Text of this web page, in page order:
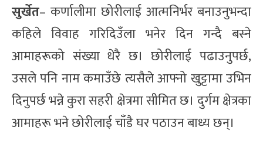
सुर्खेत– कर्णालीमा छोरीलाई आत्मनिर्भर बनाउनुभन्दा
कहिले विवाह गरिदिउँला भनेर दिन गन्दै बस्ने
आमाहरूको संख्या धेरै छ। छोरीलाई पढाउनुपर्छ,
उसले पनि नाम कमाउँछे त्यसैले आफ्नो खुट्टामा उभिन
दिनुपर्छ भन्ने कुरा सहरी क्षेत्रमा सीमित छ। दुर्गम क्षेत्रका
आमाहरू भने छोरीलाई चाँडै घर पठाउन बाध्य छन्।